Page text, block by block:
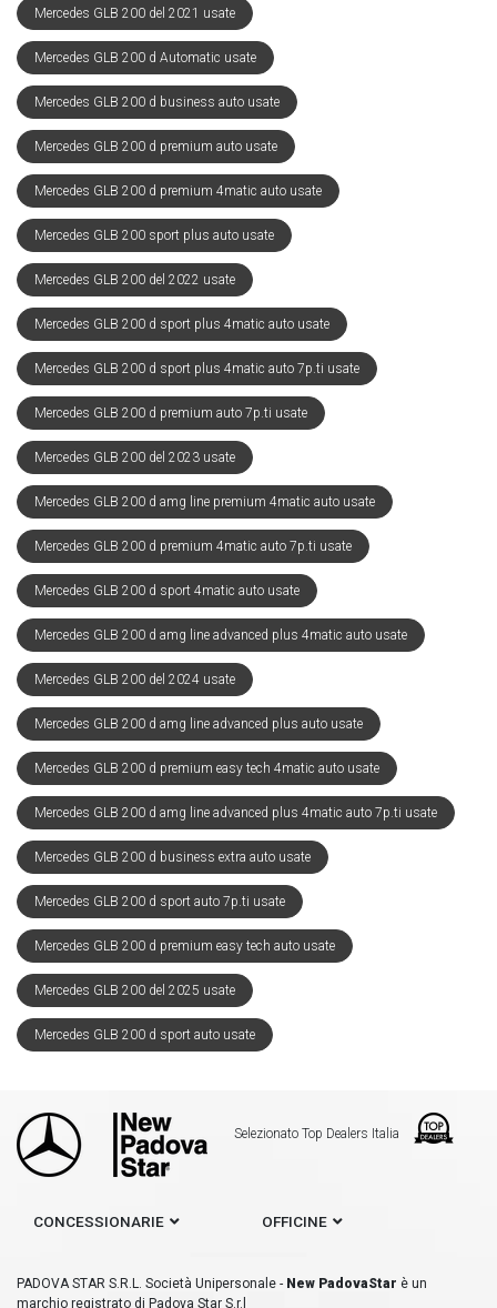
Mercedes GLB 200 del 2021 usate
Mercedes GLB 200 d Automatic usate
Mercedes GLB 200 d business auto usate
Mercedes GLB 200 d premium auto usate
Mercedes GLB 200 d premium 4matic auto usate
Mercedes GLB 200 sport plus auto usate
Mercedes GLB 200 del 2022 usate
Mercedes GLB 200 d sport plus 4matic auto usate
Mercedes GLB 200 d sport plus 4matic auto 7p.ti usate
Mercedes GLB 200 d premium auto 7p.ti usate
Mercedes GLB 200 del 2023 usate
Mercedes GLB 200 d amg line premium 4matic auto usate
Mercedes GLB 200 d premium 4matic auto 7p.ti usate
Mercedes GLB 200 d sport 4matic auto usate
Mercedes GLB 200 d amg line advanced plus 4matic auto usate
Mercedes GLB 200 del 2024 usate
Mercedes GLB 200 d amg line advanced plus auto usate
Mercedes GLB 200 d premium easy tech 4matic auto usate
Mercedes GLB 200 d amg line advanced plus 4matic auto 7p.ti usate
Mercedes GLB 200 d business extra auto usate
Mercedes GLB 200 d sport auto 7p.ti usate
Mercedes GLB 200 d premium easy tech auto usate
Mercedes GLB 200 del 2025 usate
Mercedes GLB 200 d sport auto usate
Selezionato Top Dealers Italia
CONCESSIONARIE OFFICINE
PADOVA STAR S.R.L. Società Unipersonale - New PadovaStar è un
marchio registrato di Padova Star S.r.l